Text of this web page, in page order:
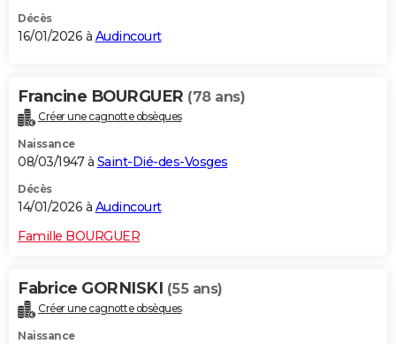
Décès
16/01/2026 à Audincourt
Francine BOURGUER (78 ans)
Créer une cagnotte obsèques
Naissance
08/03/1947 à Saint-Dié-des-Vosges
Décès
14/01/2026 à Audincourt
Famille BOURGUER
Fabrice GORNISKI (55 ans)
Créer une cagnotte obsèques
Naissance